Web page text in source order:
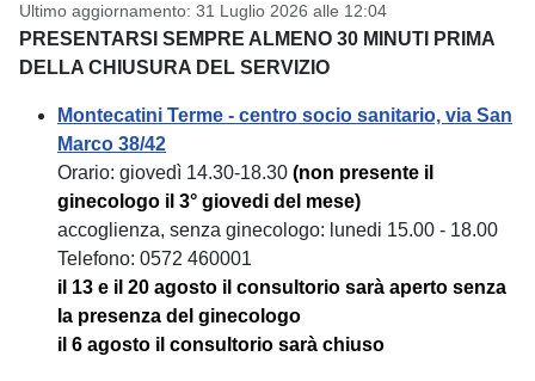
Ultimo aggiornamento: 31 Luglio 2026 alle 12:04
PRESENTARSI SEMPRE ALMENO 30 MINUTI PRIMA
DELLA CHIUSURA DEL SERVIZIO
Montecatini Terme - centro socio sanitario, via San
Marco 38/42
Orario: giovedì 14.30-18.30 (non presente il
ginecologo il 3° giovedi del mese)
accoglienza, senza ginecologo: lunedi 15.00 - 18.00
Telefono: 0572 460001
il 13 e il 20 agosto il consultorio sarà aperto senza
la presenza del ginecologo
il 6 agosto il consultorio sarà chiuso